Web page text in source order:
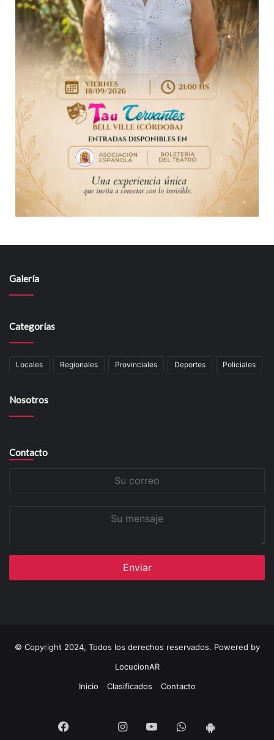
Galería
Categorías
Locales Regionales Provinciales Deportes Policiales
Nosotros
Contacto
© Copyright 2024, Todos los derechos reservados. Powered by
LocucionAR
Inicio
Clasificados Contacto
Facebook InstagramYoutubeWhatsapp